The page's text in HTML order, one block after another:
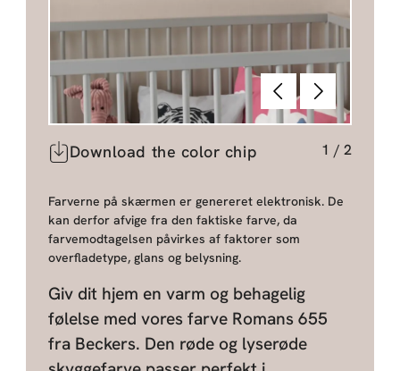
ForrigeNæste
Download the color chip 1 / 2
Farverne på skærmen er genereret elektronisk. De
kan derfor afvige fra den faktiske farve, da
farvemodtagelsen påvirkes af faktorer som
overfladetype, glans og belysning.
Giv dit hjem en varm og behagelig
følelse med vores farve Romans 655
fra Beckers. Den røde og lyserøde